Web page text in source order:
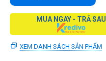
MUA NGAY - TRẢ SAU
XEM DANH SÁCH SẢN PHẨM